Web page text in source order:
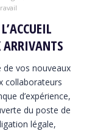
ARRIVANTS
de vos nouveaux
collaborateurs
d’expérience,
du poste de
légale,